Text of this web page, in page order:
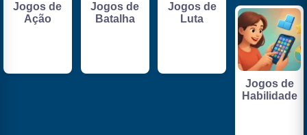
Jogos de
Ação
Jogos de
Batalha
Jogos de
Luta
Jogos de
Habilidade